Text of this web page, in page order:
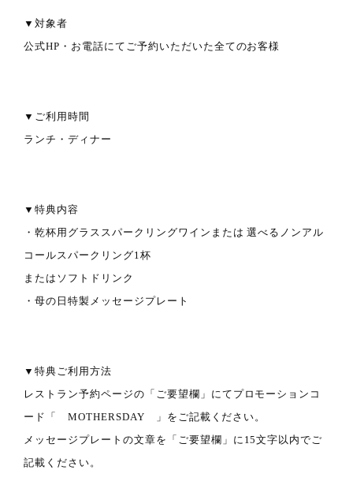
▼対象者
公式HP・お電話にてご予約いただいた全てのお客様
▼ご利用時間
ランチ・ディナー
▼特典内容
・乾杯用グラススパークリングワインまたは 選べるノンアル
コールスパークリング1杯
またはソフトドリンク
・母の日特製メッセージプレート
▼特典ご利用方法
レストラン予約ページの「ご要望欄」にてプロモーションコ
ード「 MOTHERSDAY 」をご記載ください。
メッセージプレートの文章を「ご要望欄」に15文字以内でご
記載ください。